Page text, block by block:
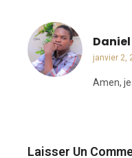
Daniel
janvier 2,
Amen,
Laisser Un